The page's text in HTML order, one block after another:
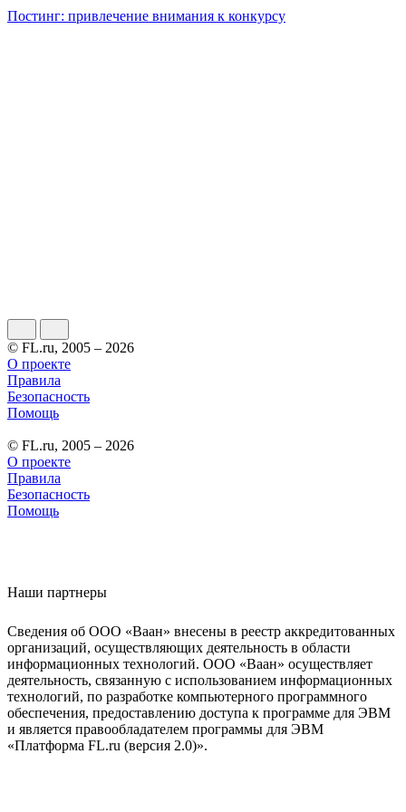
Постинг: привлечение внимания к конкурсу
© FL.ru, 2005 – 2026
О проекте
Правила
Безопасность
Помощь
© FL.ru, 2005 – 2026
О проекте
Правила
Безопасность
Помощь
Наши партнеры
Сведения об ООО «Ваан» внесены в реестр аккредитованных
организаций, осуществляющих деятельность в области
информационных технологий. ООО «Ваан» осуществляет
деятельность, связанную с использованием информационных
технологий, по разработке компьютерного программного
обеспечения, предоставлению доступа к программе для ЭВМ
и является правообладателем программы для ЭВМ
«Платформа FL.ru (версия 2.0)».